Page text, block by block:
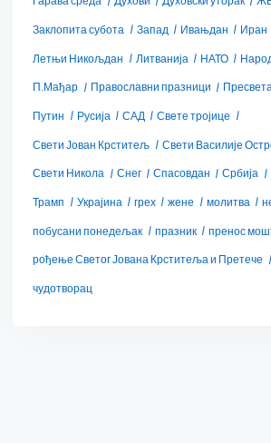
Заклопита субота
Запад Ивањдан Иран
Летњи Никољдан
Литванија НАТО
П.Мађар
Православни празници
Путин
Русија САД
Свете тројице
Свети Јован Крститељ
Свети Василије
Свети Никола
Снег Спасовдан Србија
Трамп
Украјина грех жене молитва
побусани понедељак
празник пренос
рођење Светог Јована Крститеља и Претече
чудотворац